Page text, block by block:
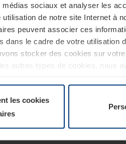
sociaux et analyser les
de notre site Internet à
peuvent associer ces
dans le cadre de votre utilisation
stocker des cookies sur
autres types de cookies, nous
les cookies